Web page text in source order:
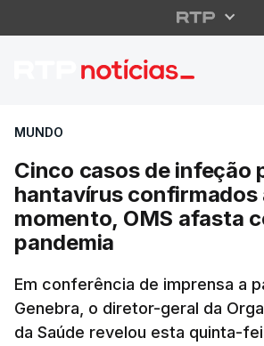
Cinco casos
MUNDO
Cinco casos de infeção
hantavírus confirmados
momento, OMS afasta
pandemia
Em conferência de imprensa a
Genebra, o diretor-geral da
da Saúde revelou esta quinta-